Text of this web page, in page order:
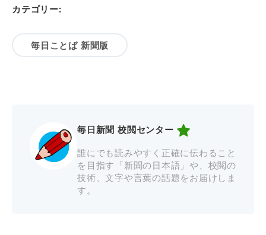
カテゴリー:
毎日ことば 新聞版
毎日新聞 校閲センター
誰にでも読みやすく正確に伝わること
を目指す「新聞の日本語」や、校閲の
技術、文字や言葉の話題をお届けしま
す。